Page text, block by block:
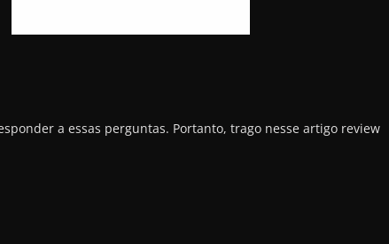
a essas perguntas. Portanto, trago nesse artigo review